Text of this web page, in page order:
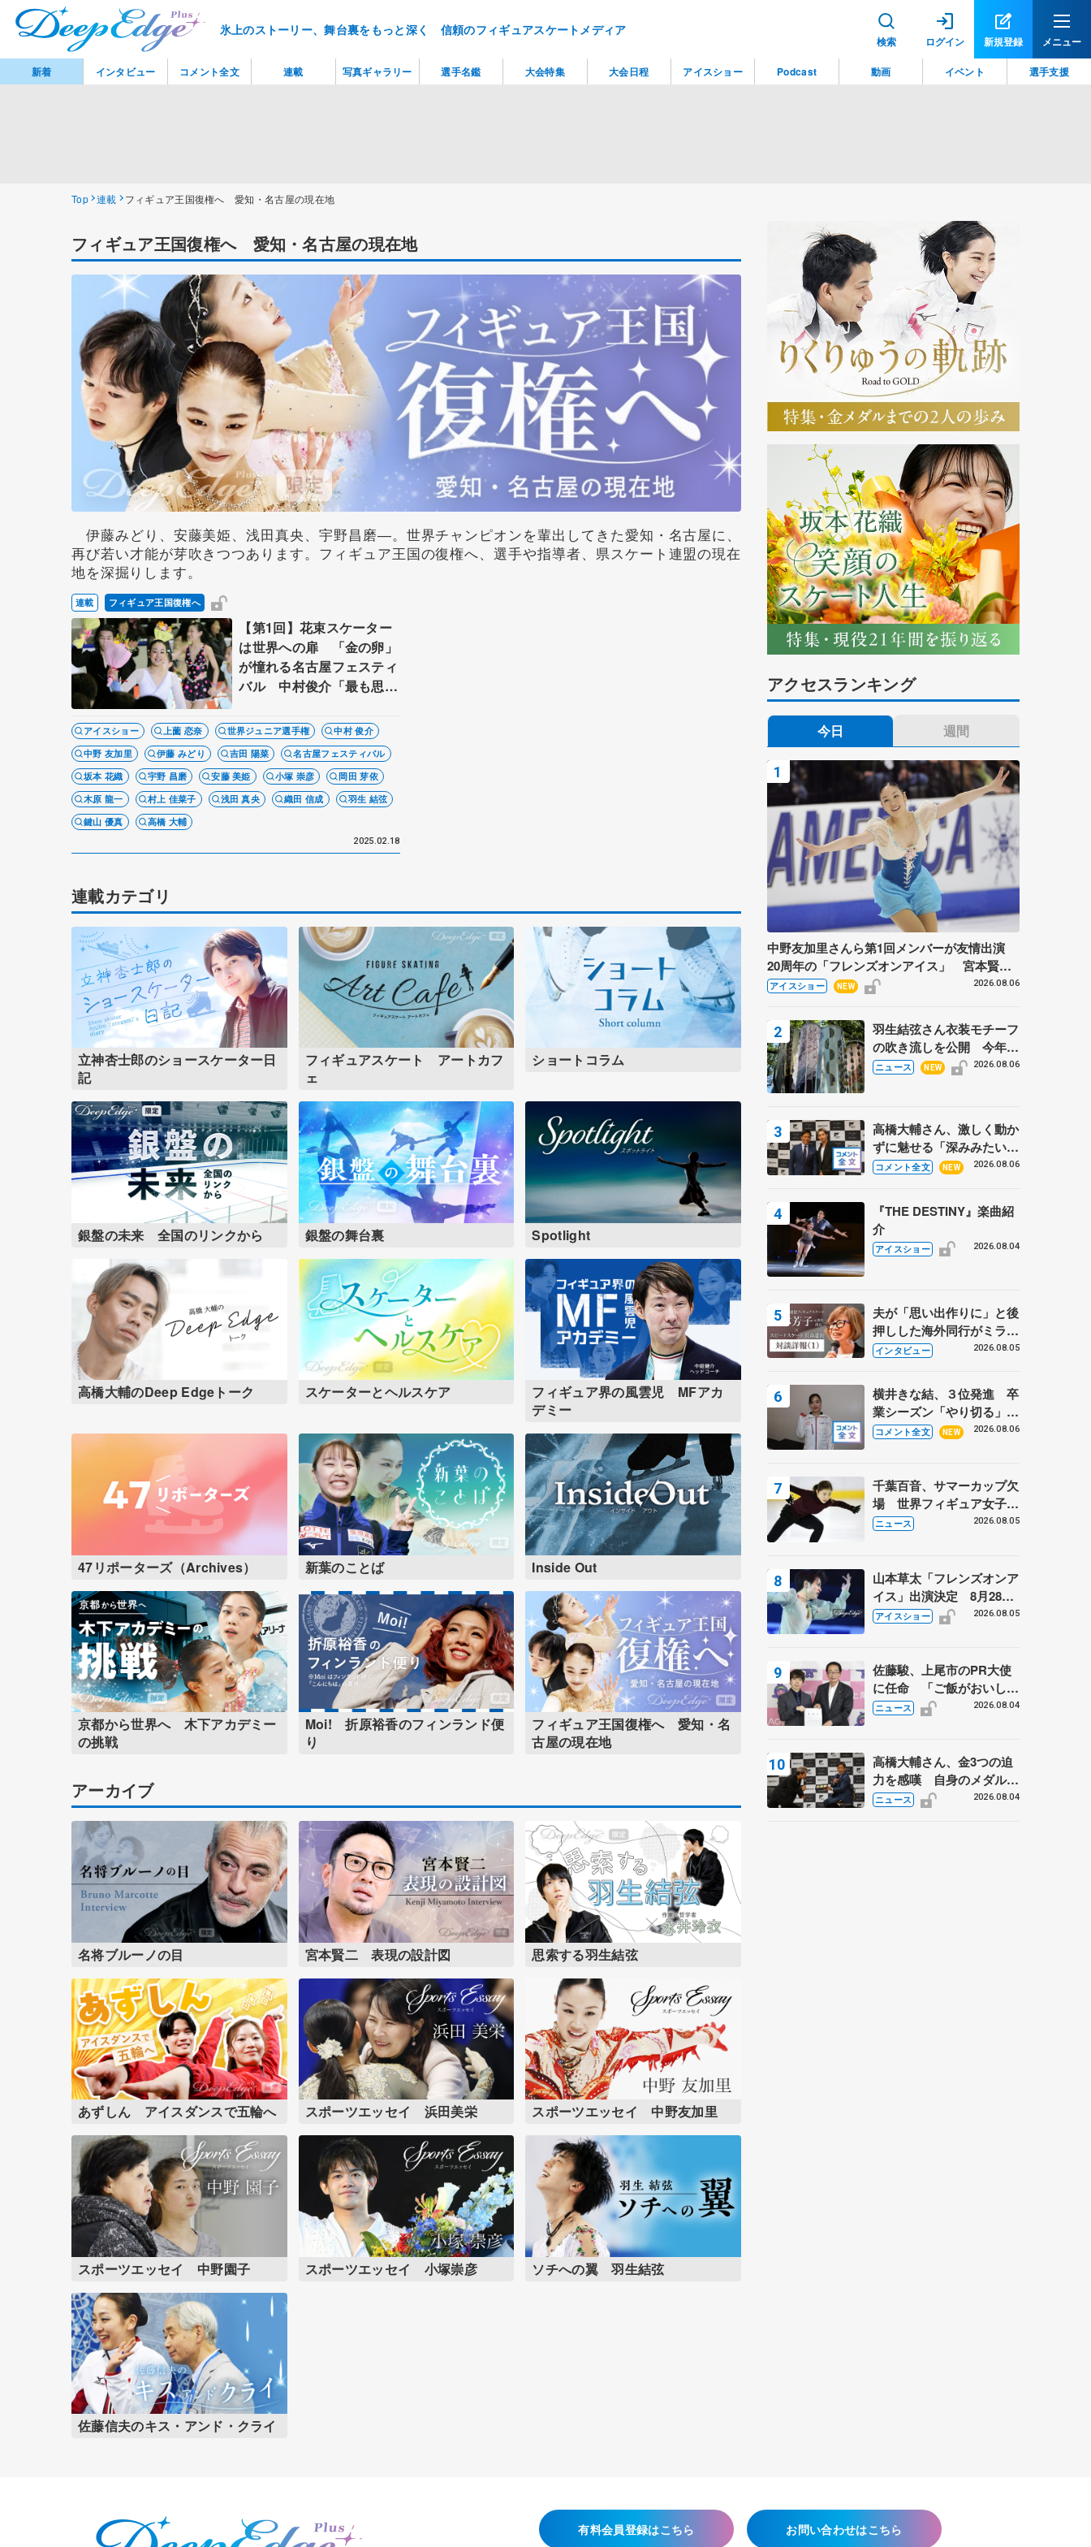
氷上のストーリー、舞台裏をもっと深く 信頼のフィギュアスケートメディア
検索 ログイン 新規登録 メニュー
Top 連載 フィギュア王国復権へ 愛知・名古屋の現在地
フィギュア王国復権へ 愛知・名古屋の現在地
伊藤みどり、安藤美姫、浅田真央、宇野昌磨―。世界チャンピオンを輩出してきた愛知・名古屋に、
再び若い才能が芽吹きつつあります。フィギュア王国の復権へ、選手や指導者、県スケート連盟の現在
地を深掘りします。
連載 フィギュア王国復権へ
【第1回】花束スケーター
は世界への扉 「金の卵」
が憧れる名古屋フェスティ
バル 中村俊介「最も思い
変えた、ある選手との出会
い
アイスショー 上薗 恋奈 世界ジュニア選手権
中村 俊介
中野 友加里
伊藤 みどり 吉田 陽菜
名古屋フェスティバル
坂本 花織
宇野 昌磨 安藤 美姫 小塚 崇彦
岡田 芽依
木原 龍一
村上 佳菜子 浅田 真央 織田 信成
羽生 結弦
鍵山 優真
高橋 大輔
2025.02.18
連載カテゴリ
立神杏士郎のショースケーター日
記
フィギュアスケート アートカフ
ェ
ショートコラム
銀盤の未来 全国のリンクから 銀盤の舞台裏 Spotlight
高橋大輔のDeep Edgeトーク スケーターとヘルスケア
フィギュア界の風雲児 MFアカ
デミー
47リポーターズ（Archives） 新葉のことば Inside Out
京都から世界へ 木下アカデミー
の挑戦
Moi! 折原裕香のフィンランド便
り
フィギュア王国復権へ 愛知・名
古屋の現在地
アーカイブ
名将ブルーノの目 宮本賢二 表現の設計図 思索する羽生結弦
あずしん アイスダンスで五輪へ スポーツエッセイ 浜田美栄 スポーツエッセイ 中野友加里
スポーツエッセイ 中野園子 スポーツエッセイ 小塚崇彦 ソチへの翼 羽生結弦
佐藤信夫のキス・アンド・クライ
アクセスランキング
今日 週間
中野友加里さんら第1回メンバーが友情出演
20周年の「フレンズオンアイス」 宮本賢二
さん、有川梨絵さん、田村岳斗さんも
アイスショー NEW 2026.08.06
羽生結弦さん衣装モチーフ
の吹き流しを公開 今年は
「春よ、来い」、仙台の瑞
ニュース NEW 2026.08.06
高橋大輔さん、激しく動か
ずに魅せる「深みみたいな
ものは出てきている？」
あい
コメント全文 NEW 2026.08.06
『THE DESTINY』楽曲紹
介
アイスショー 2026.08.04
夫が「思い出作りに」と後
押しした海外同行がミラノ
まで… 繁華街のリンクで
に 小林芳子さんが振り返
るスケート人生
インタビュー 2026.08.05
横井きな結、３位発進 卒
業シーズン「やり切る」
【みなとアクルス杯SP】
コメント全文 NEW 2026.08.06
千葉百音、サマーカップ欠
場 世界フィギュア女子2
位
ニュース 2026.08.05
山本草太「フレンズオンア
イス」出演決定 8月28日
（金）2公演のみ 荒川静
アイスショー 2026.08.05
佐藤駿、上尾市のPR大使
に任命 「ご飯がおいし
く、住みやすいのが魅力」
ニュース 2026.08.04
高橋大輔さん、金3つの迫
力を感嘆 自身のメダルは
「どちらに？」 〝リス兄
ニュース 2026.08.04
有料会員登録はこちら お問い合わせはこちら
新着 インタビュー コメント全文 連載 写真ギャラリー 選手名鑑 大会特集 大会日程 アイスショー Podcast 動画 イベント 選手支援